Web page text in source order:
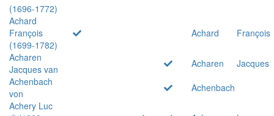
(1696-1772)
Achard
François
(1699-1782)
Achard
François
Acharen
Jacques van
Acharen
Jacques
Achenbach
von
Achenbach
Achery Luc